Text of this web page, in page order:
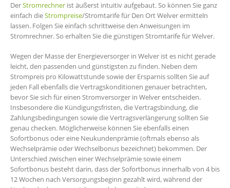
DerStromrechner ist äußerst intuitiv aufgebaut. So können Sie ganz
einfach dieStrompreise/Stromtarife für Den Ort Welver ermitteln
lassen. Folgen Sie einfach schrittweise den Anweisungen im
Stromrechner. So erhalten Sie die günstigen Stromtarife für Welver.
Wegen der Masse der Energieversorger in Welver ist es nicht gerade
leicht, den passenden und günstigsten zu finden. Neben dem
Strompreis pro Kilowattstunde sowie der Ersparnis sollten Sie auf
jeden Fall ebenfalls die Vertragskonditionen genauer betrachten,
bevor Sie sich für einen Stromversorger in Welver entscheiden.
Insbesondere die Kündigungsfristen, die Vertragsbindung, die
Zahlungsbedingungen sowie die Vertragsverlängerung sollten Sie
genau checken. Möglicherweise können Sie ebenfalls einen
Sofortbonus oder eine Neukundenprämie (oftmals ebenso als
Wechselprämie oder Wechselbonus bezeichnet) bekommen. Der
Unterschied zwischen einer Wechselprämie sowie einem
Sofortbonus besteht darin, dass der Sofortbonus innerhalb von 4 bis
12 Wochen nach Versorgungsbeginn gezahlt wird, während der